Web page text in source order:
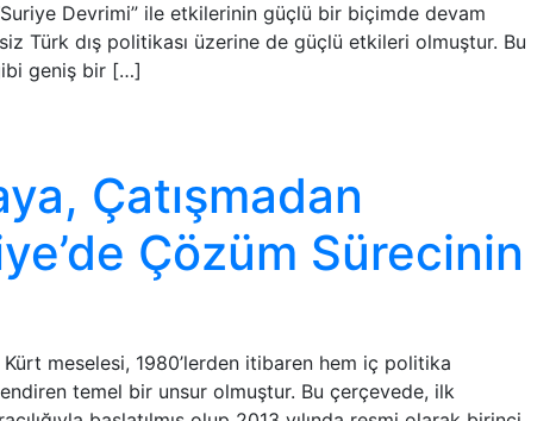
Devrimi” ile etkilerinin güçlü bir biçimde devam
Türk dış politikası üzerine de güçlü etkileri olmuştur. Bu
geniş bir […]
Çatışmadan
Çözüm Sürecinin
Kürt meselesi, 1980’lerden itibaren hem iç politika
temel bir unsur olmuştur. Bu çerçevede, ilk